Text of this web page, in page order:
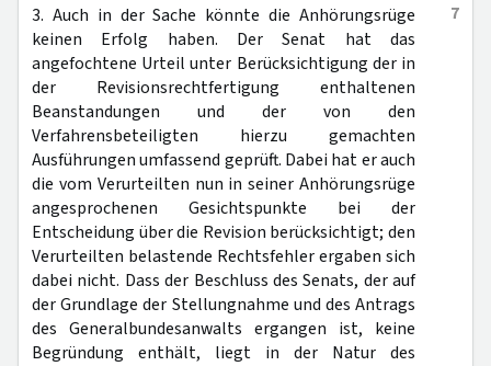
7
3. Auch in der Sache könnte die Anhörungsrüge
keinen Erfolg haben. Der Senat hat das
angefochtene Urteil unter Berücksichtigung der in
der Revisionsrechtfertigung enthaltenen
Beanstandungen und der von den
Verfahrensbeteiligten hierzu gemachten
Ausführungen umfassend geprüft. Dabei hat er auch
die vom Verurteilten nun in seiner Anhörungsrüge
angesprochenen Gesichtspunkte bei der
Entscheidung über die Revision berücksichtigt; den
Verurteilten belastende Rechtsfehler ergaben sich
dabei nicht. Dass der Beschluss des Senats, der auf
der Grundlage der Stellungnahme und des Antrags
des Generalbundesanwalts ergangen ist, keine
Begründung enthält, liegt in der Natur des